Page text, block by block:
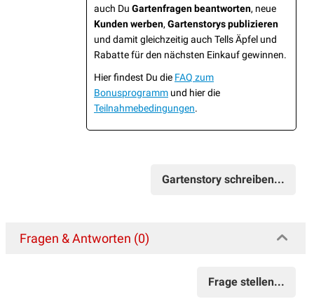
auch Du Gartenfragen beantworten, neue
Kunden werben, Gartenstorys publizieren
und damit gleichzeitig auch Tells Äpfel und
Rabatte für den nächsten Einkauf gewinnen.
Hier findest Du die FAQ zum
Bonusprogramm und hier die
Teilnahmebedingungen.
Gartenstory schreiben...
Fragen & Antworten (0)
Frage stellen...